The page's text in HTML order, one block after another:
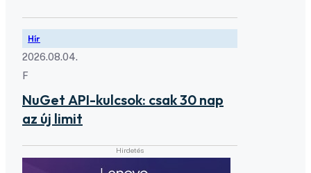
Hír
2026.08.04.
F
NuGet API-kulcsok: csak 30 nap
az új limit